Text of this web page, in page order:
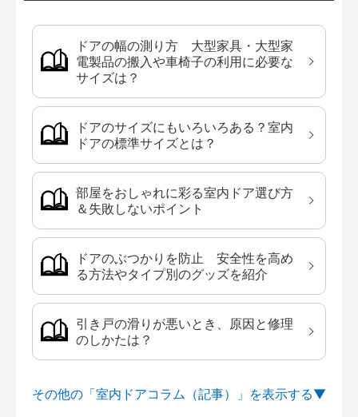
ドアの幅の測り方 大型家具・大型家
電製品の搬入や車椅子の利用に必要な
サイズは？
ドアのサイズにもいろいろある？室内
ドアの標準サイズとは？
部屋をおしゃれに彩る室内ドア選び方
＆失敗しないポイント
ドアのぶつかりを防止 安全性を高め
る方法やタイプ別のグッズを紹介
引き戸の滑りが悪いとき、原因と修理
のしかたは？
その他の「室内ドアコラム（記事）」を